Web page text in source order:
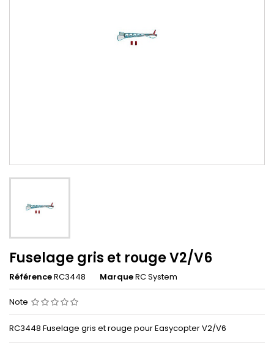
Fuselage gris et rouge V2/V6
RéférenceRC3448 MarqueRC System
Note
RC3448 Fuselage gris et rouge pour Easycopter V2/V6